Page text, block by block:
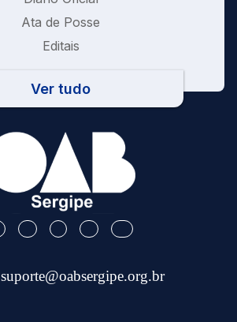
Ata de Posse
Editais
Ver tudo
suporte@oabsergipe.org.br